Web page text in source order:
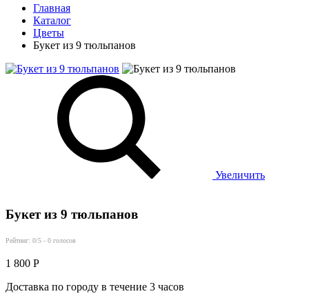
Главная
Каталог
Цветы
Букет из 9 тюльпанов
Увеличить
Букет из 9 тюльпанов
Рейтинг: 0/5 - 0 голосов
1 800 Р
Доставка по городу в течение 3 часов